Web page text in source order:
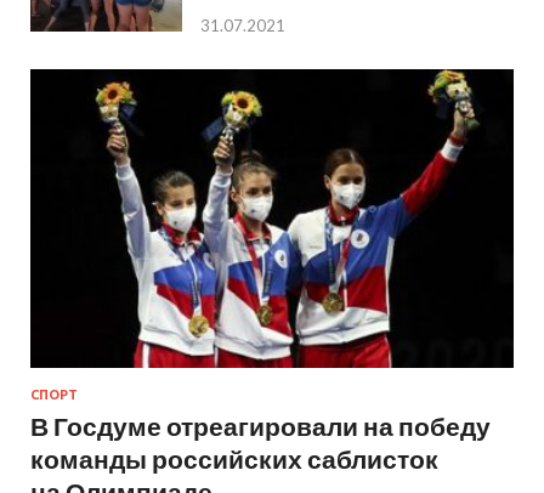
31.07.2021
СПОРТ
В Госдуме отреагировали на победу
команды российских саблисток